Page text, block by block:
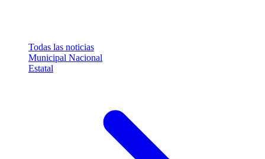
Todas las noticias
Municipal Nacional
Estatal